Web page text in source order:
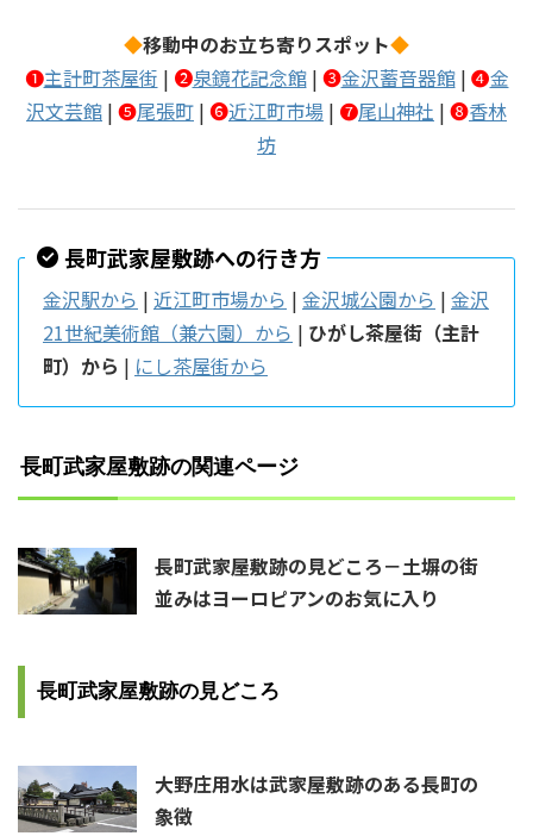
◆移動中のお立ち寄りスポット◆
❶主計町茶屋街 | ❷泉鏡花記念館| ❸金沢蓄音器館| ❹金
沢文芸館 | ❺尾張町 | ❻近江町市場 | ❼尾山神社 | ❽香林
坊
長町武家屋敷跡への行き方
金沢駅から | 近江町市場から | 金沢城公園から | 金沢
21世紀美術館（兼六園）から | ひがし茶屋街（主計
町）から | にし茶屋街から
長町武家屋敷跡の関連ページ
長町武家屋敷跡の見どころ－土塀の街
並みはヨーロピアンのお気に入り
長町武家屋敷跡の見どころ
大野庄用水は武家屋敷跡のある長町の
象徴